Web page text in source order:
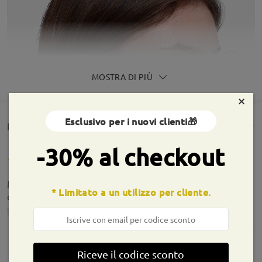
MOSTRA DI PIÙ
Rencesioni dei clienti(190)
Modello semplice come in foto. Presi per mia figlia
di 13 anni semplicemente meravigliosi.
by MartinaonJul 24 , 2025
×
Esclusivo per i nuovi clienti🎁
-30% al checkout
* Limitato a un utilizzo per cliente.
Riceve il codice sconto